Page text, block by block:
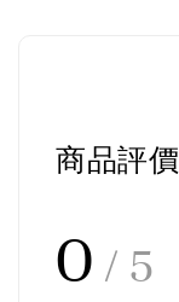
商品評價
0 / 5